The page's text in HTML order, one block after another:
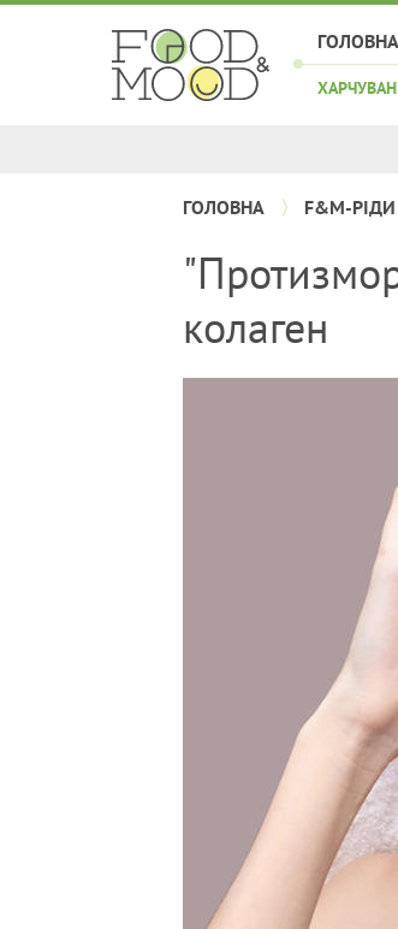
ГОЛОВНА
ГОЛОВНА F&M-РІДИ
колаген